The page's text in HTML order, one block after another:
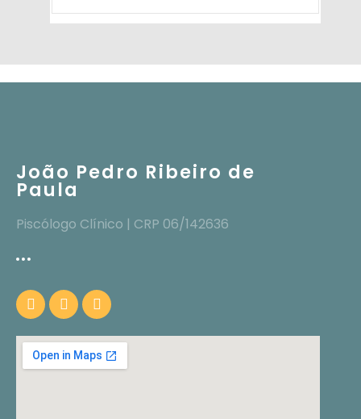
João Pedro Ribeiro de
Paula
Piscólogo Clínico | CRP 06/142636